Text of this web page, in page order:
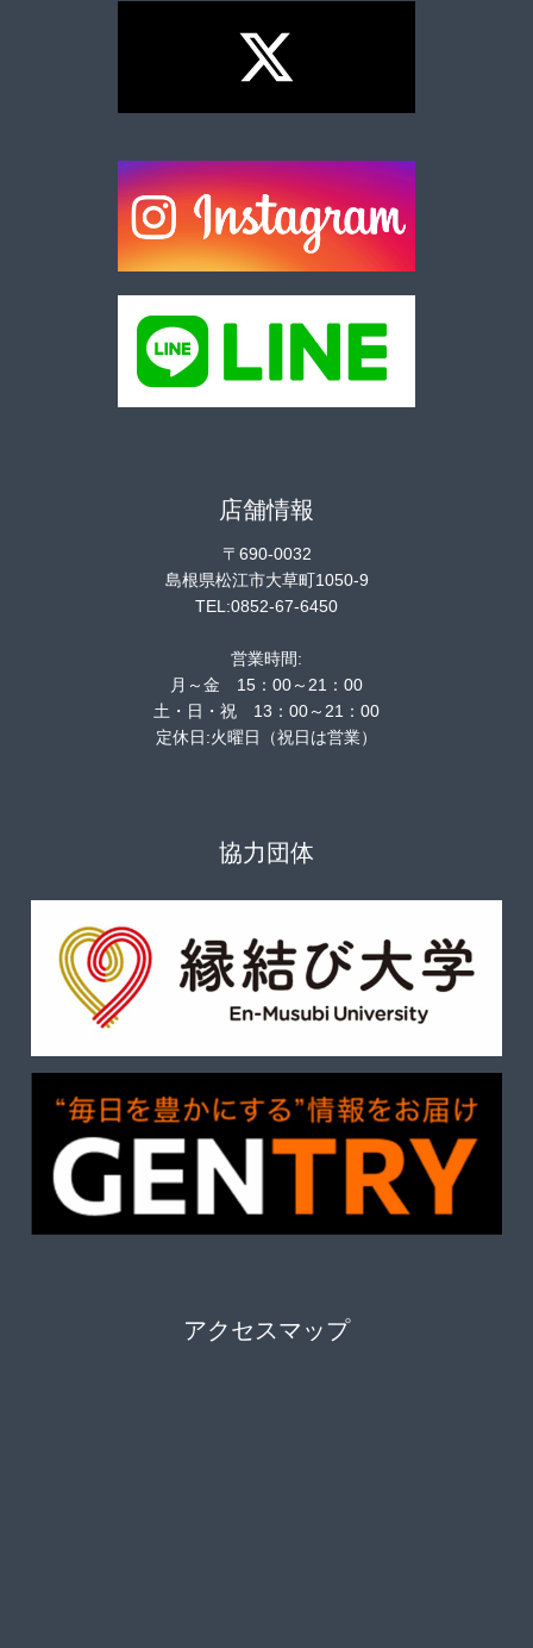
店舗情報
〒690-0032
島根県松江市大草町1050-9
TEL:0852-67-6450
営業時間:
月～金 15：00～21：00
土・日・祝 13：00～21：00
定休日:火曜日（祝日は営業）
協力団体
アクセスマップ